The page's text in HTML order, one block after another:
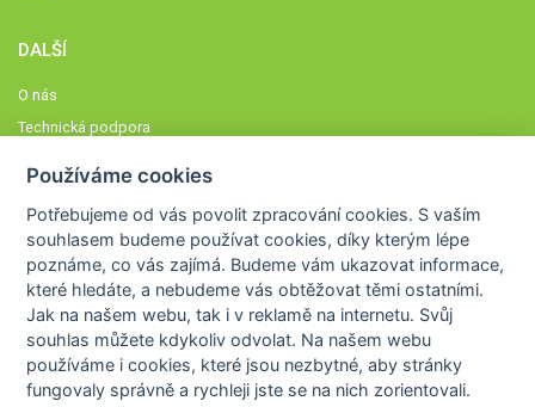
DALŠÍ
O nás
Technická podpora
Členové STOBklubu
Zásady nakládání s osobními údaji
Otestujte se
Spočítejte si
Výzva 52
Používáme cookies
Potřebujeme od vás povolit zpracování cookies. S vaším
souhlasem budeme používat cookies, díky kterým lépe
poznáme,co vás zajímá. Budeme vám ukazovat informace,
které hledáte, a nebudeme vás obtěžovat těmi ostatními.
Jak na našem webu, tak i v reklamě na internetu. Svůj
souhlas můžete kdykoliv odvolat. Na našem webu
používáme i cookies, které jsou nezbytné, aby stránky
fungovaly správně a rychleji jste se na nich zorientovali.